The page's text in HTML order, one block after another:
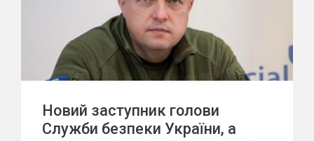
Новий заступник голови
Служби безпеки України, а